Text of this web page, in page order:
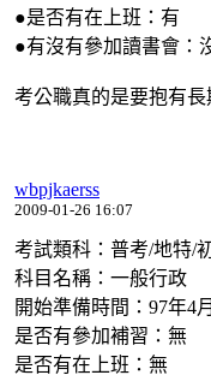
●是否有在上班：有
●有沒有參加讀書會：
考公職真的是要抱有長
wbpjkaerss
2009-01-26 16:07
考試類科：普考/地特/
科目名稱：一般行政
開始準備時間：97年4月
是否有參加補習：無
是否有在上班：無